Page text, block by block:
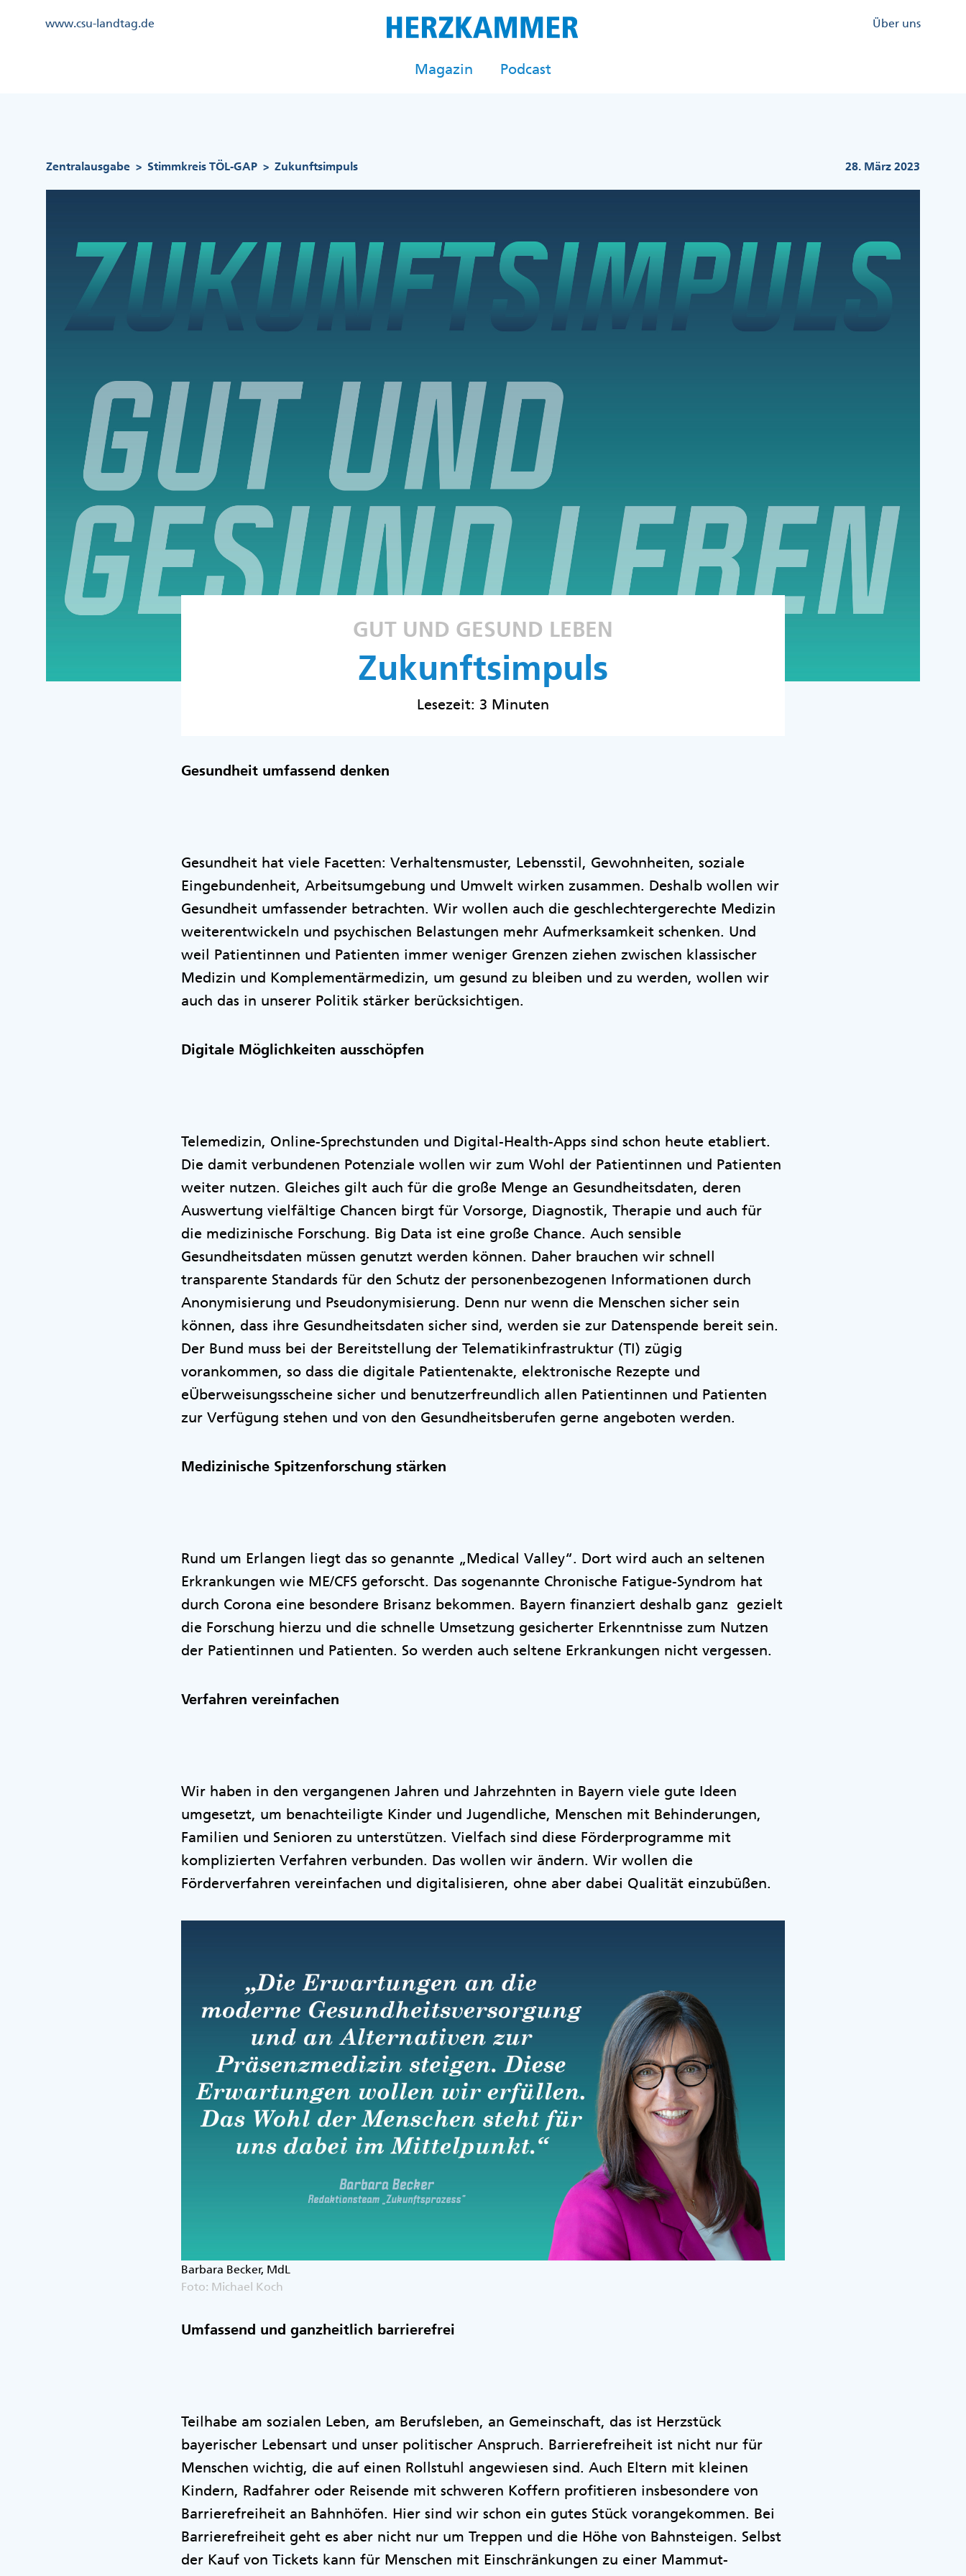
Kopfzeile
www.csu-landtag.de
Kopfzeile
Über uns
Magazin Podcast
Zentralausgabe > Stimmkreis TÖL-GAP > Zukunftsimpuls 28. März 2023
GUT UND GESUND LEBEN
Zukunftsimpuls
Lesezeit: 3 Minuten
Gesundheit umfassend denken
Gesundheit hat viele Facetten: Verhaltensmuster, Lebensstil, Gewohnheiten, soziale
Eingebundenheit, Arbeitsumgebung und Umwelt wirken zusammen. Deshalb wollen wir
Gesundheit umfassender betrachten. Wir wollen auch die geschlechtergerechte Medizin
weiterentwickeln und psychischen Belastungen mehr Aufmerksamkeit schenken. Und
weil Patientinnen und Patienten immer weniger Grenzen ziehen zwischen klassischer
Medizin und Komplementärmedizin, um gesund zu bleiben und zu werden, wollen wir
auch das in unserer Politik stärker berücksichtigen.
Digitale Möglichkeiten ausschöpfen
Telemedizin, Online-Sprechstunden und Digital-Health-Apps sind schon heute etabliert.
Die damit verbundenen Potenziale wollen wir zum Wohl der Patientinnen und Patienten
weiter nutzen. Gleiches gilt auch für die große Menge an Gesundheitsdaten, deren
Auswertung vielfältige Chancen birgt für Vorsorge, Diagnostik, Therapie und auch für
die medizinische Forschung. Big Data ist eine große Chance. Auch sensible
Gesundheitsdaten müssen genutzt werden können. Daher brauchen wir schnell
transparente Standards für den Schutz der personenbezogenen Informationen durch
Anonymisierung und Pseudonymisierung. Denn nur wenn die Menschen sicher sein
können, dass ihre Gesundheitsdaten sicher sind, werden sie zur Datenspende bereit sein.
Der Bund muss bei der Bereitstellung der Telematikinfrastruktur (TI) zügig
vorankommen, so dass die digitale Patientenakte, elektronische Rezepte und
eÜberweisungsscheine sicher und benutzerfreundlich allen Patientinnen und Patienten
zur Verfügung stehen und von den Gesundheitsberufen gerne angeboten werden.
Medizinische Spitzenforschung stärken
Rund um Erlangen liegt das so genannte „Medical Valley“. Dort wird auch an seltenen
Erkrankungen wie ME/CFS geforscht. Das sogenannte Chronische Fatigue-Syndrom hat
durch Corona eine besondere Brisanz bekommen. Bayern finanziert deshalb ganz gezielt
die Forschung hierzu und die schnelle Umsetzung gesicherter Erkenntnisse zum Nutzen
der Patientinnen und Patienten. So werden auch seltene Erkrankungen nicht vergessen.
Verfahren vereinfachen
Wir haben in den vergangenen Jahren und Jahrzehnten in Bayern viele gute Ideen
umgesetzt, um benachteiligte Kinder und Jugendliche, Menschen mit Behinderungen,
Familien und Senioren zu unterstützen. Vielfach sind diese Förderprogramme mit
komplizierten Verfahren verbunden. Das wollen wir ändern. Wir wollen die
Förderverfahren vereinfachen und digitalisieren, ohne aber dabei Qualität einzubüßen.
Barbara Becker, MdL
Foto: Michael Koch
Umfassend und ganzheitlich barrierefrei
Teilhabe am sozialen Leben, am Berufsleben, an Gemeinschaft, das ist Herzstück
bayerischer Lebensart und unser politischer Anspruch. Barrierefreiheit ist nicht nur für
Menschen wichtig, die auf einen Rollstuhl angewiesen sind. Auch Eltern mit kleinen
Kindern, Radfahrer oder Reisende mit schweren Koffern profitieren insbesondere von
Barrierefreiheit an Bahnhöfen. Hier sind wir schon ein gutes Stück vorangekommen. Bei
Barrierefreiheit geht es aber nicht nur um Treppen und die Höhe von Bahnsteigen. Selbst
der Kauf von Tickets kann für Menschen mit Einschränkungen zu einer Mammut-